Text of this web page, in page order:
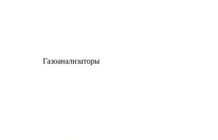
Газоанализаторы